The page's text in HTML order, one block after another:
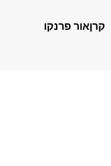
קרןאור פרנקו